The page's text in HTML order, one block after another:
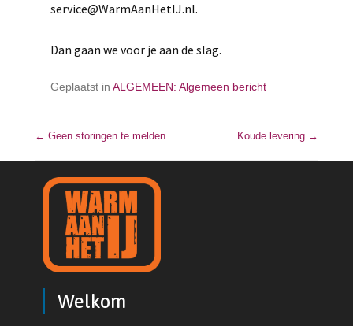
service@WarmAanHetIJ.nl.
Dan gaan we voor je aan de slag.
Geplaatst in ALGEMEEN: Algemeen bericht
Bericht navigatie
← Geen storingen te melden Koude levering →
Welkom